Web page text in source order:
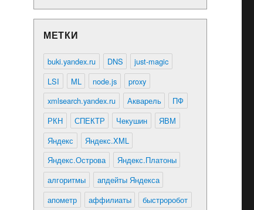
МЕТКИ
buki.yandex.ru DNS
just-magic
LSI
ML node.js
proxy
xmlsearch.yandex.ru
Акварель
ПФ
РКН
СПЕКТР Чекушин
ЯВМ
Яндекс
Яндекс.XML
Яндекс.Острова
Яндекс.Платоны
алгоритмы
апдейты Яндекса
апометр
аффилиаты быстроробот